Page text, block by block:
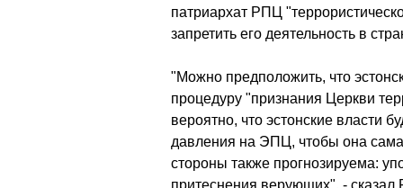
патриархат РПЦ
запретить его деятельность в
"Можно предположить, что
процедуру "признания Церкви
вероятно, что эстонские власти
давления на ЭПЦ, чтобы она
стороны также прогнозируема:
притеснения верующих", -